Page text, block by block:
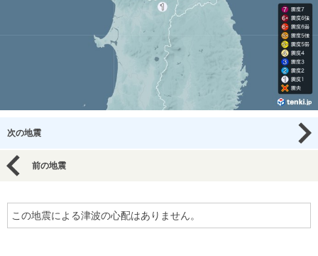
次の地震
前の地震
この地震による津波の心配はありません。